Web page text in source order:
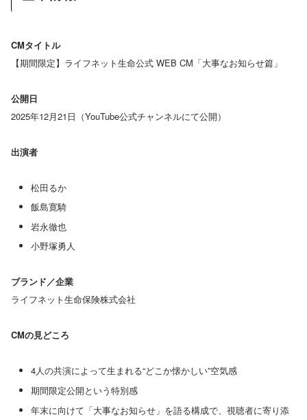
CMタイトル
【期間限定】ライフネット生命公式 WEB CM「大事なお知らせ篇」
公開日
2025年12月21日（YouTube公式チャンネルにて公開）
出演者
松田るか
飯島寛騎
岩永徹也
小野塚勇人
ブランド／企業
ライフネット生命保険株式会社
CMの見どころ
4人の共演によって生まれる“どこか懐かしい”空気感
期間限定公開という特別感
年末に向けて「大事なお知らせ」を語る構成で、視聴者に寄り添